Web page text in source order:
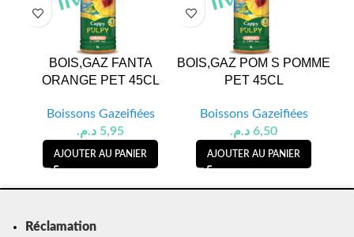
BOIS,GAZ FANTA
ORANGE PET 45CL
Boissons Gazeifiées
5,95 د.م.
AJOUTER AU PANIER
BOIS,GAZ POM S POMME
PET 45CL
Boissons Gazeifiées
6,50 د.م.
AJOUTER AU PANIER
Réclamation